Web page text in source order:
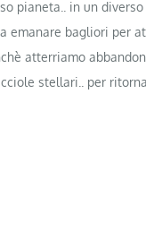
pianeta.. in un
emanare bagliori per
atterriamo
stellari.. per